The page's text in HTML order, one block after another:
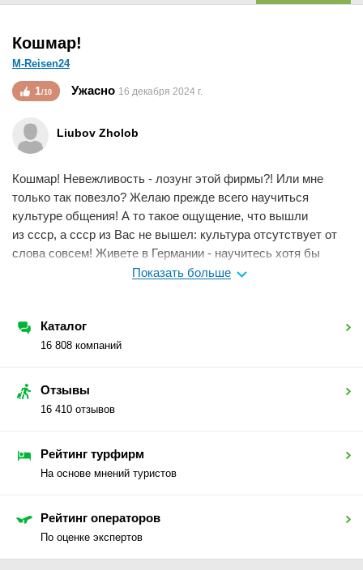
Кошмар!
M-Reisen24
1/10 Ужасно 16 декабря 2024 г.
Liubov Zholob
Кошмар! Невежливость - лозунг этой фирмы?! Или мне
только так повезло? Желаю прежде всего научиться
культуре общения! А то такое ощущение, что вышли
из ссср, а ссср из Вас не вышел: культура отсутствует от
слова совсем! Живете в Германии - научитесь хотя бы
вежливости от немцев! Очень сомневаюсь в реальности
Показать больше
Каталог
16 808 компаний
Отзывы
16 410 отзывов
Рейтинг турфирм
На основе мнений туристов
Рейтинг операторов
По оценке экспертов